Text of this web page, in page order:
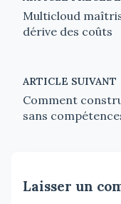
Multicloud
dérive des coûts
ARTICLE SUIVANT
Comment
sans
Laisser un